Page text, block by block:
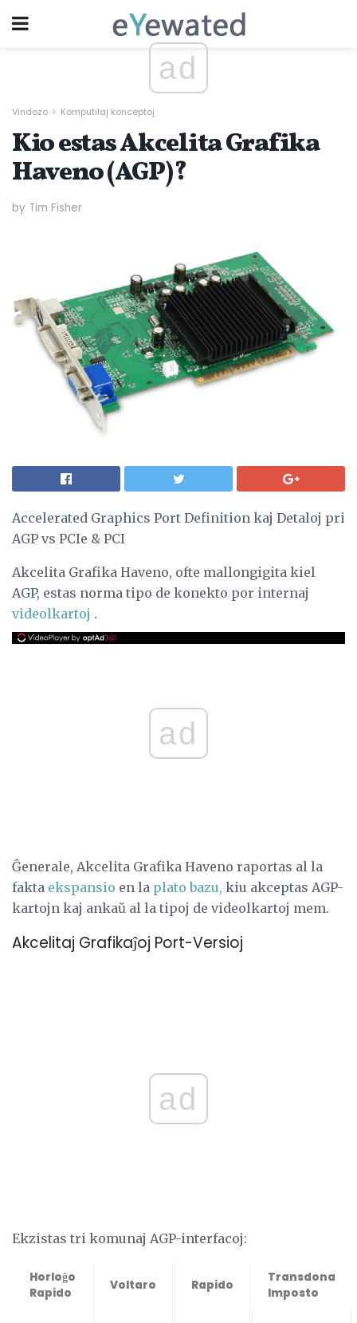
ad
Vindozo Komputilaj konceptoj
Kio estas Akcelita Grafika
Haveno (AGP)?
by Tim Fisher
Accelerated Graphics Port Definition kaj Detaloj pri
AGP vs PCIe & PCI
Akcelita Grafika Haveno, ofte mallongigita kiel
AGP, estas norma tipo de konekto por internaj
videolkartoj .
ad
Ĝenerale, Akcelita Grafika Haveno raportas al la
fakta ekspansio en la plato bazu, kiu akceptas AGP-
kartojn kaj ankaŭ al la tipoj de videolkartoj mem.
Akcelitaj Grafikaĵoj Port-Versioj
ad
Ekzistas tri komunaj AGP-interfacoj:
Horloĝo
Rapido
Voltaro Rapido
Transdona
Imposto